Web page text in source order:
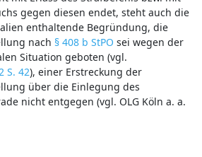
gegen diesen endet, steht auch die
enthaltende Begründung, die
nach § 408 b StPO sei wegen der
Situation geboten (vgl.
S. 42), einer Erstreckung der
über die Einlegung des
nicht entgegen (vgl. OLG Köln a. a.